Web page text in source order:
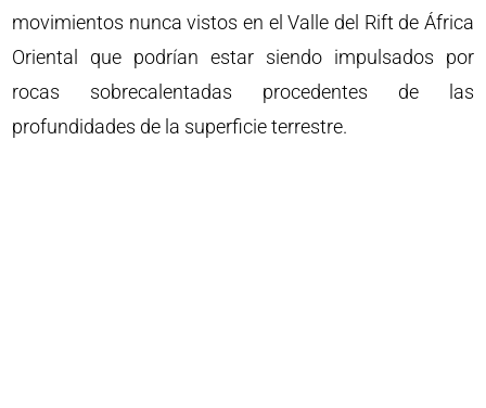
movimientos nunca vistos en el Valle del Rift de África
Oriental que podrían estar siendo impulsados por
rocas sobrecalentadas procedentes de las
profundidades de la superficie terrestre.